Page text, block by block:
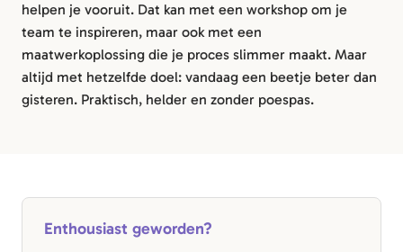
helpen je vooruit. Dat kan met een workshop om je
team te inspireren, maar ook met een
maatwerkoplossing die je proces slimmer maakt. Maar
altijd met hetzelfde doel: vandaag een beetje beter dan
gisteren. Praktisch, helder en zonder poespas.
Enthousiast geworden?